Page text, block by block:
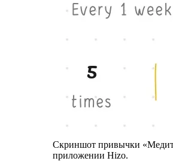
Скриншот привычки
приложении Hizo.